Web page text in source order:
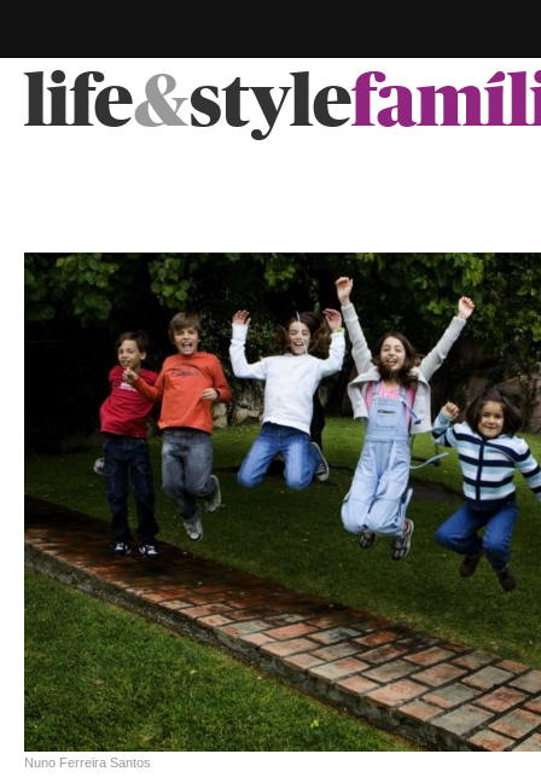
life&style
Nuno Ferreira Santos